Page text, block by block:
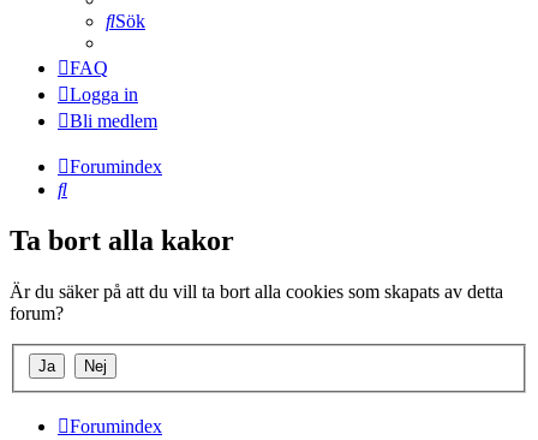
Sök
FAQ
Logga in
Bli medlem
Forumindex
Sök
Ta bort alla kakor
Är du säker på att du vill ta bort alla cookies som skapats av detta
forum?
Forumindex